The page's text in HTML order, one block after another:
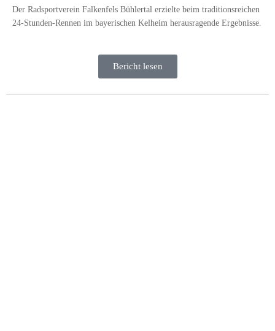
Der Radsportverein Falkenfels Bühlertal erzielte beim traditionsreichen
24-Stunden-Rennen im bayerischen Kelheim herausragende Ergebnisse.
Bericht lesen